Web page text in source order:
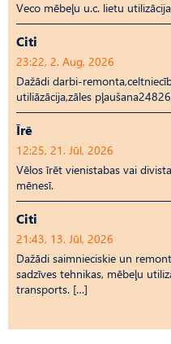
Veco mēbeļu u.c. lietu
Citi
23:22, 2. Aug, 2026
Dažādi darbi-
utiliāzācija,zāles
Īrē
12:25, 21. Jūl, 2026
Vēlos īrēt vienistabas vai
mēnesī.
Citi
21:43, 13. Jūl, 2026
Dažādi saimnieciskie un
sadzīves tehnikas, mēbeļu
transports. […]